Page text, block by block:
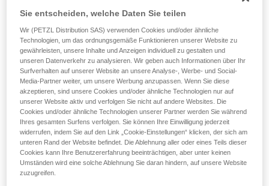
Fremdkörpern
schädlicher Wirkung
0 Kein Schutz Kein Schutz
1
Schutz gegen
Fremdkörper mit
einem Durchmesser
über 50 mm
Schutz gegen senkrecht
fallendes Tropfwasser
2
Schutz gegen
Fremdkörper mit
Sie entscheiden, welche Daten Sie teilen
Wir (PETZL Distribution SAS) verwenden Cookies und/oder ähnliche
Technologien, um das ordnungsgemäße Funktionieren unserer Website zu
gewährleisten, unsere Inhalte und Anzeigen individuell zu gestalten und
unseren Datenverkehr zu analysieren. Wir geben auch Informationen über Ihr
Surfverhalten auf unserer Website an unsere Analyse-, Werbe- und Social-
Media-Partner weiter, um unsere Werbung anzupassen. Wenn Sie diese
akzeptieren, sind unsere Cookies und/oder ähnliche Technologien nur auf
unserer Website aktiv und verfolgen Sie nicht auf andere Websites. Die
Cookies und/oder ähnliche Technologien unserer Partner werden Sie während
Ihres gesamten Surfens verfolgen. Sie können Ihre Einwilligung jederzeit
widerrufen, indem Sie auf den Link „Cookie-Einstellungen“ klicken, der sich am
unteren Rand der Website befindet. Die Ablehnung aller oder eines Teils dieser
Cookies kann Ihre Benutzererfahrung beeinträchtigen, aber unter keinen
Umständen wird eine solche Ablehnung Sie daran hindern, auf unsere Website
zuzugreifen.